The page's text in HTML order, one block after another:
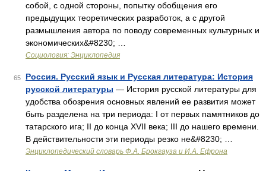
собой, с одной стороны, попытку обобщения его
предыдущих теоретических разработок, а с другой
размышления автора по поводу современных культурных и
экономических&#8230; …
Социология: Энциклопедия
65
Россия. Русский язык и Русская литература: История
русской литературы — История русской литературы для
удобства обозрения основных явлений ее развития может
быть разделена на три периода: I от первых памятников до
татарского ига; II до конца XVII века; III до нашего времени.
В действительности эти периоды резко не&#8230; …
Энциклопедический словарь Ф.А. Брокгауза и И.А. Ефрона